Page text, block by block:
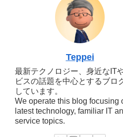
Teppei
最新テクノロジー、身近なIT
ビスの話題を中心とするブロ
しています。
We operate this blog focusing
latest technology, familiar IT
service topics.